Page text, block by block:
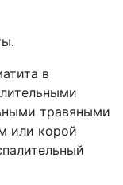
в
травяными
или корой